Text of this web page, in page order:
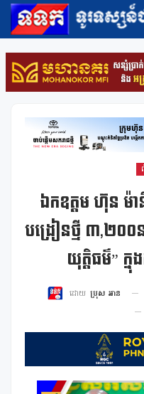
ឯកឧត្តម ហ៊ុន ម៉ា
បង្រៀនថ្មី ៣,២០០ន
យុត្តិធម៌” ក្នុ
ដោយ ប្រុស អាន